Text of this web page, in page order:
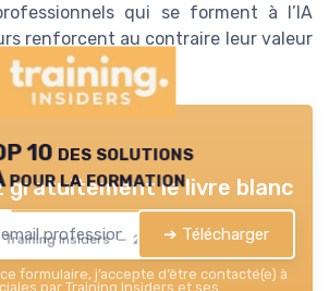
qui se forment à l’IA
renforcent au contraire leur valeur
10 des solutions
pour la formation
Training Insiders — 2026
gratuitement le livre blanc
➔ Télécharger
formulaire, j’accepte d’être contacté(e) à
par Training Insiders et ses